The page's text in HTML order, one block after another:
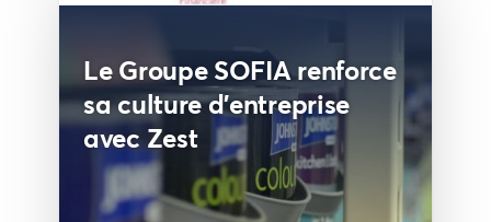
Le Groupe SOFIA renforce
sa culture d'entreprise
avec Zest